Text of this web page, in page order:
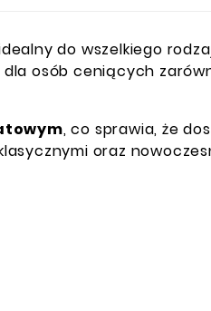
do wszelkiego
osób ceniących
, co sprawia, że
oraz